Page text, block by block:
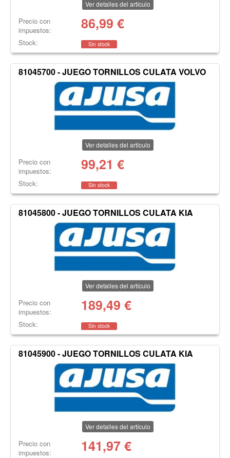
Ver detalles del artículo
Precio con
impuestos:
86,99 €
Stock: Sin stock
81045700 - JUEGO TORNILLOS CULATA VOLVO
Ver detalles del artículo
Precio con
impuestos:
99,21 €
Stock: Sin stock
81045800 - JUEGO TORNILLOS CULATA KIA
Ver detalles del artículo
Precio con
impuestos:
189,49 €
Stock: Sin stock
81045900 - JUEGO TORNILLOS CULATA KIA
Ver detalles del artículo
Precio con
impuestos:
141,97€